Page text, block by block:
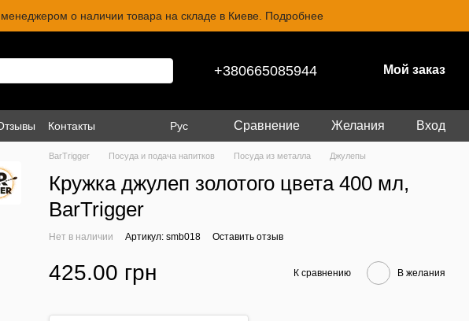
о наличии товара на складе в Киеве. Подробнее
+380665085944 Мой заказ
Контакты Рус Сравнение Желания Вход
BarTrigger Посуда и подача напитков Посуда из металла Джулепы
Кружка джулеп золотого цвета 400 мл,
BarTrigger
Нет в наличии Артикул: smb018 Оставить отзыв
425.00 грн К сравнению В желания